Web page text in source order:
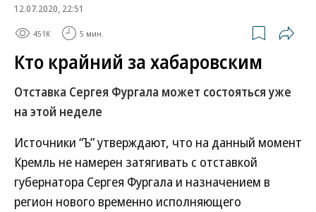
12.07.2020, 22:51
451K 5 мин.
Кто крайний за хабаровским
Отставка Сергея Фургала может состояться уже
на этой неделе
Источники “Ъ” утверждают, что на данный момент
Кремль не намерен затягивать с отставкой
губернатора Сергея Фургала и назначением в
регион нового временно исполняющего